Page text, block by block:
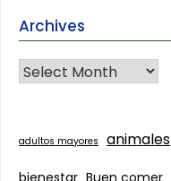
Archives
adultos mayores animales
bienestar Buen comer